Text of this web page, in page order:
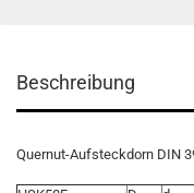
Beschreibung
Quernut-Aufsteckdorn DIN